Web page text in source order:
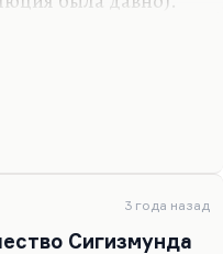
серых дней и
ночей во
«Мастер и
вечеринка
приветы «Гибели
– это прямой
3 года назад
Сигизмунда